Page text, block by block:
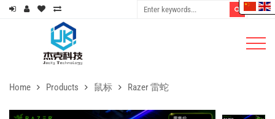
Home Products 鼠标 Razer 雷蛇